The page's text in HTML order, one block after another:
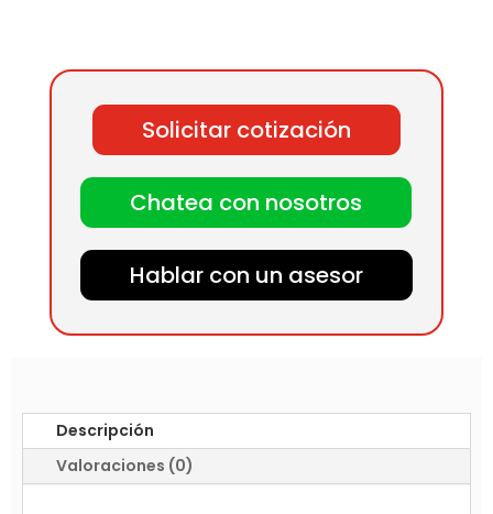
Solicitar cotización
Chatea con nosotros
Hablar con un asesor
Descripción
Valoraciones (0)